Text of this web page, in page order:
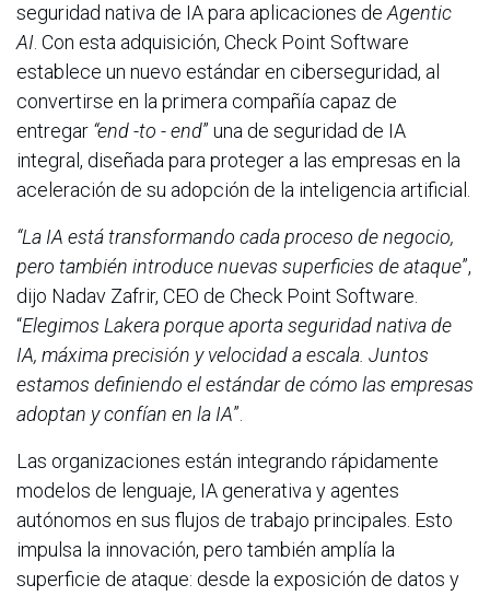
seguridad nativa de IA para aplicaciones deAgentic
AI. Con esta adquisición, Check Point Software
establece un nuevo estándar en ciberseguridad, al
convertirse en la primera compañía capaz de
entregar “end -to - end” una de seguridad de IA
integral, diseñada para proteger a las empresas en la
aceleración de su adopción de la inteligencia artificial.
“La IA está transformando cada proceso de negocio,
pero también introduce nuevas superficies de ataque”,
dijo Nadav Zafrir, CEO de Check Point Software.
“Elegimos Lakera porque aporta seguridad nativa de
IA, máxima precisión y velocidad a escala. Juntos
estamos definiendo el estándar de cómo las empresas
adoptan y confían en la IA”.
Las organizaciones están integrando rápidamente
modelos de lenguaje, IA generativa y agentes
autónomos en sus flujos de trabajo principales. Esto
impulsa la innovación, pero también amplía la
superficie de ataque: desde la exposición de datos y